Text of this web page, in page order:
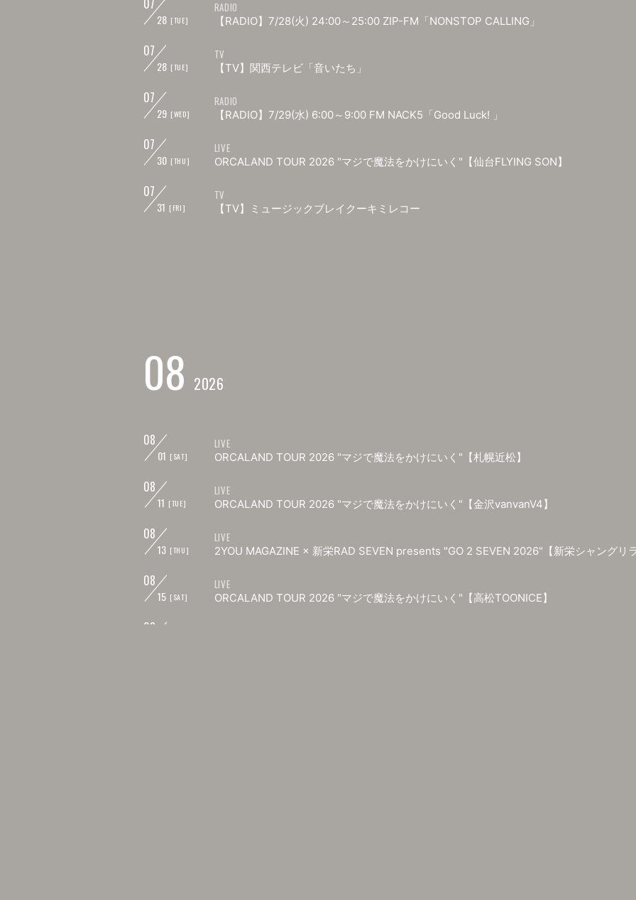
07
28 [TUE]
RADIO
【RADIO】7/28(火) 24:00～25:00 ZIP-FM「NONSTOP CALLING」
07
28 [TUE]
TV
【TV】関西テレビ「音いたち」
07
29 [WED]
RADIO
【RADIO】7/29(水) 6:00～9:00 FM NACK5「Good Luck! 」
07
30 [THU]
LIVE
ORCALAND TOUR 2026 "マジで魔法をかけにいく"【仙台FLYING SON】
07
31 [FRI]
TV
【TV】ミュージックブレイクーキミレコー
08 2026
08
01 [SAT]
LIVE
ORCALAND TOUR 2026 "マジで魔法をかけにいく"【札幌近松】
08
11 [TUE]
LIVE
ORCALAND TOUR 2026 "マジで魔法をかけにいく"【金沢vanvanV4】
08
13 [THU]
LIVE
2YOU MAGAZINE × 新栄RAD SEVEN presents "GO 2 SEVEN 2026"【新栄シャングリ
08
15 [SAT]
LIVE
ORCALAND TOUR 2026 "マジで魔法をかけにいく"【高松TOONICE】
08